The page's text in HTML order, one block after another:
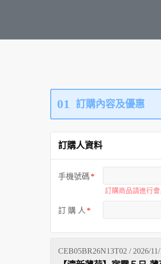
01 訂購內容及優惠
訂購人資料
手機號碼
訂購商品請進行
訂 購 人
CEB05BR26N13T02 / 2026/